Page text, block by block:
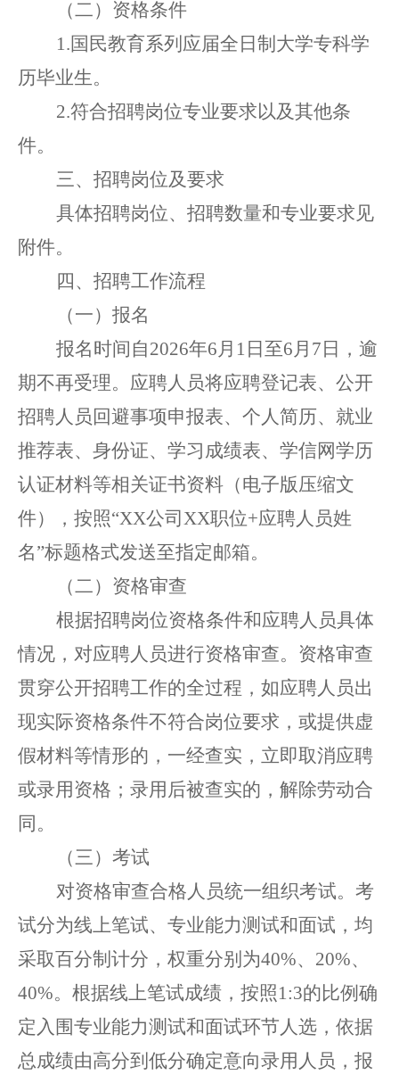
（二） 资格条件
1.国民教育系列应届全日制大学专科学
历毕业生。
2.符合招聘岗位专业要求以及其他条
件。
三、招聘岗位及要求
具体招聘岗位、招聘数量和专业要求见
附件。
四、 招聘工作流程
（一）报名
报名时间 自2026年6月 1 日 至6月 7 日，逾
期不再受理。应聘人员将应聘登记表、公开
招聘人员回避事项申报表、 个人简历、就业
推荐表、身份证、学习成绩表、 学信网学历
认证材料等相关证书资料 （电子版压缩文
件） ， 按照“XX公司 XX职位+应聘人员姓
名”标题格式发送至指定邮箱。
（二）资格审查
根据招聘岗位资格条件和应聘人员具体
情况，对应聘人员进行资格审查。资格审查
贯穿公开招聘工作的全过程 ， 如应聘人员出
现实际资格条件不符合岗位要求，或提供虚
假材料等情形的，一经查实， 立即取消应聘
或录用资格 ； 录用后被查实的，解除劳动合
同。
（三）考试
对资格审查合格人员统一组织考试。考
试分为线上笔试、专业能力测试和面试，均
采取百分制计分，权重分别为40%、20%、
40%。根据线上笔试成绩，按照1:3的比例确
定入围专业能力测试和面试环节人选，依据
总成绩由高分到低分确定意向录用人员，报